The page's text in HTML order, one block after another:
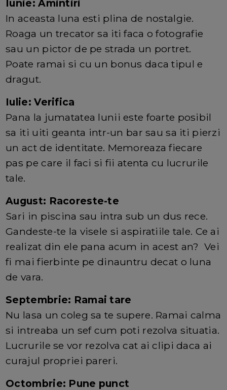
Iunie: Amintiri
In aceasta luna esti plina de nostalgie.
Roaga un trecator sa iti faca o fotografie
sau un pictor de pe strada un portret.
Poate ramai si cu un bonus daca tipul e
dragut.
Iulie: Verifica
Pana la jumatatea lunii este foarte posibil
sa iti uiti geanta intr-un bar sau sa iti pierzi
un act de identitate. Memoreaza fiecare
pas pe care il faci si fii atenta cu lucrurile
tale.
August: Racoreste-te
Sari in piscina sau intra sub un dus rece.
Gandeste-te la visele si aspiratiile tale. Ce ai
realizat din ele pana acum in acest an? Vei
fi mai fierbinte pe dinauntru decat o luna
de vara.
Septembrie: Ramai tare
Nu lasa un coleg sa te supere. Ramai calma
si intreaba un sef cum poti rezolva situatia.
Lucrurile se vor rezolva cat ai clipi daca ai
curajul propriei pareri.
Octombrie: Pune punct